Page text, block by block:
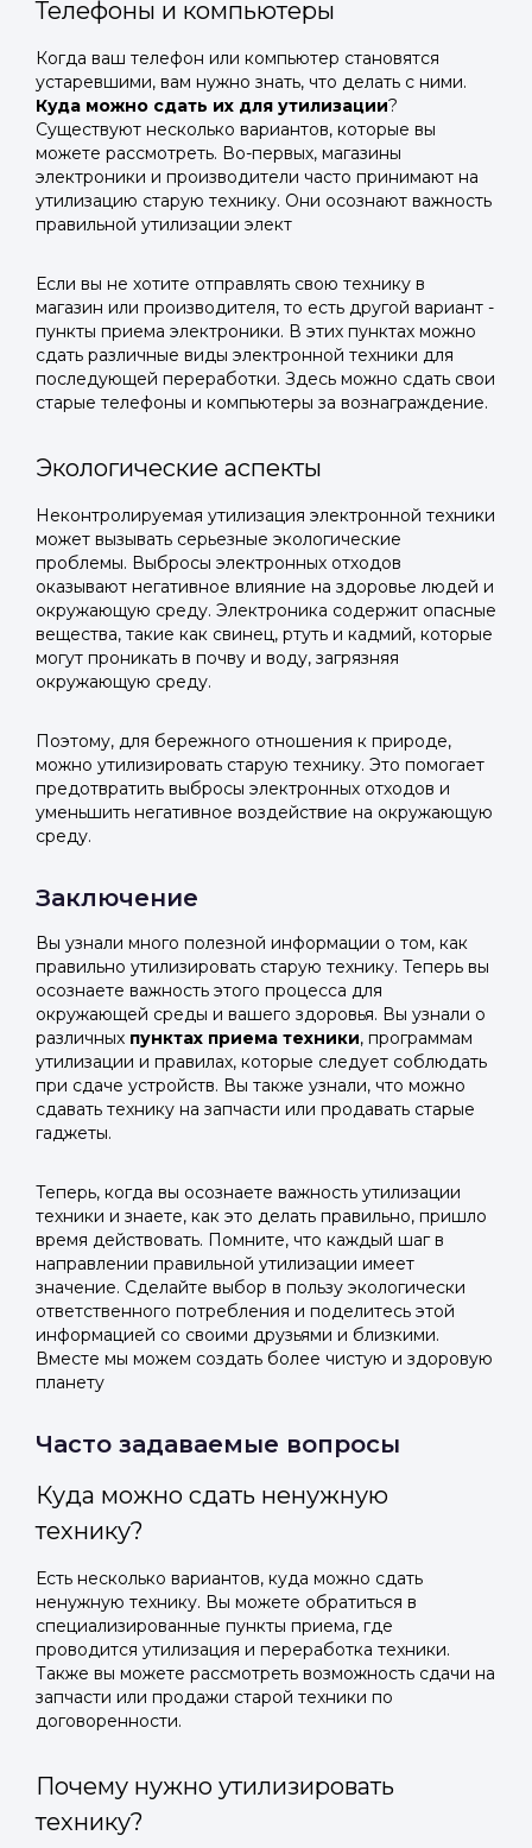
Телефоны и компьютеры
Когда ваш телефон или компьютер становятся
устаревшими, вам нужно знать, что делать с ними.
Куда можно сдать их для утилизации?
Существуют несколько вариантов, которые вы
можете рассмотреть. Во-первых, магазины
электроники и производители часто принимают на
утилизацию старую технику. Они осознают важность
правильной утилизации элект
Если вы не хотите отправлять свою технику в
магазин или производителя, то есть другой вариант -
пункты приема электроники. В этих пунктах можно
сдать различные виды электронной техники для
последующей переработки. Здесь можно сдать свои
старые телефоны и компьютеры за вознаграждение.
Экологические аспекты
Неконтролируемая утилизация электронной техники
может вызывать серьезные экологические
проблемы. Выбросы электронных отходов
оказывают негативное влияние на здоровье людей и
окружающую среду. Электроника содержит опасные
вещества, такие как свинец, ртуть и кадмий, которые
могут проникать в почву и воду, загрязняя
окружающую среду.
Поэтому, для бережного отношения к природе,
можно утилизировать старую технику. Это помогает
предотвратить выбросы электронных отходов и
уменьшить негативное воздействие на окружающую
среду.
Заключение
Вы узнали много полезной информации о том, как
правильно утилизировать старую технику. Теперь вы
осознаете важность этого процесса для
окружающей среды и вашего здоровья. Вы узнали о
различных пунктах приема техники, программам
утилизации и правилах, которые следует соблюдать
при сдаче устройств. Вы также узнали, что можно
сдавать технику на запчасти или продавать старые
гаджеты.
Теперь, когда вы осознаете важность утилизации
техники и знаете, как это делать правильно, пришло
время действовать. Помните, что каждый шаг в
направлении правильной утилизации имеет
значение. Сделайте выбор в пользу экологически
ответственного потребления и поделитесь этой
информацией со своими друзьями и близкими.
Вместе мы можем создать более чистую и здоровую
планету
Часто задаваемые вопросы
Куда можно сдать ненужную
технику?
Есть несколько вариантов, куда можно сдать
ненужную технику. Вы можете обратиться в
специализированные пункты приема, где
проводится утилизация и переработка техники.
Также вы можете рассмотреть возможность сдачи на
запчасти или продажи старой техники по
договоренности.
Почему нужно утилизировать
технику?